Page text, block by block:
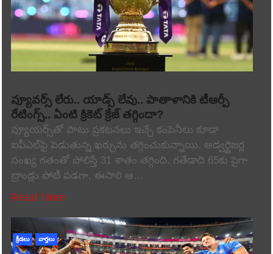
వ్యూవర్స్ లేరు.. యాడ్స్ లేవు.. పాతాళానికి టీఆర్పీ
రేటింగ్స్.. ఏంటి క్రికెట్ క్రేజ్ తగ్గిందా?
వ్యూయర్స్‌తో పాటు ప్రకటనలు ఇచ్చే కంపెనీలు కూడా
ఐపీఎల్‌పై పెడుతున్న ఖర్చును తగ్గించుకున్నాయి. అడ్వర్టైజర్ల
సంఖ్య గతంతో పోలిస్తే 31 శాతం తగ్గింది. గతేడాది 65కు పైగా
బ్రాండ్లు పోటీ పడగా, ఈసారి ఆ…
Read More
క్రీడలు వార్తలు